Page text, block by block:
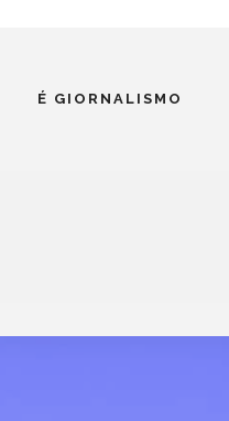
É GIORNALISMO